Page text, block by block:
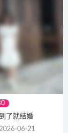
了就结婚
06-21